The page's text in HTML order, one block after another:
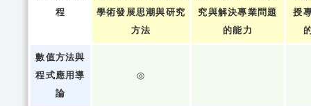
程
學術發展思潮與研究
方法
究與解決專業問題
的能力
授
數值方法與
程式應用導
論
◎